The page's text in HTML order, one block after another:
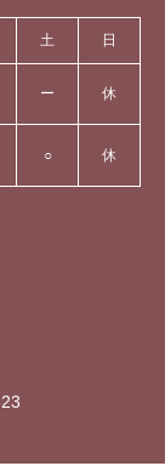
土 日
ー 休
○ 休